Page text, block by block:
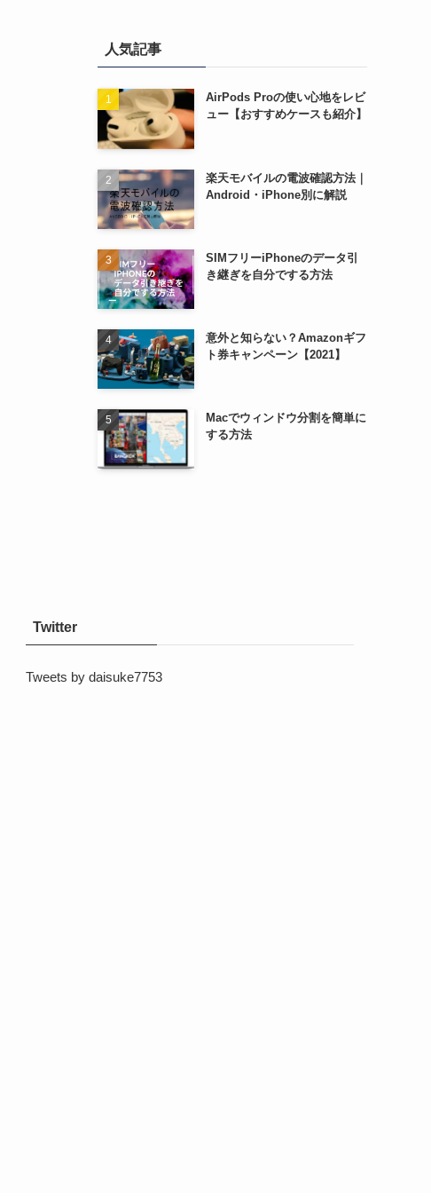
人気記事
AirPods Proの使い心地をレビ
ュー【おすすめケースも紹介】
楽天モバイルの電波確認方法｜
Android・iPhone別に解説
SIMフリーiPhoneのデータ引
き継ぎを自分でする方法
意外と知らない？Amazonギフ
ト券キャンペーン【2021】
Macでウィンドウ分割を簡単に
する方法
Twitter
Tweets by daisuke7753